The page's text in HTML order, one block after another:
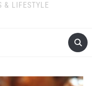
& LIFESTYLE